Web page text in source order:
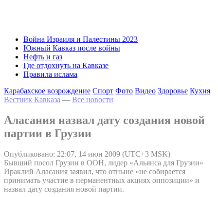
Война Израиля и Палестины 2023
Южный Кавказ после войны
Нефть и газ
Где отдохнуть на Кавказе
Правила ислама
Карабахское возрождение Спорт Фото Видео Здоровье Кухня
Вестник Кавказа — Все новости
Аласания назвал дату создания новой
партии в Грузии
Опубликовано: 22:07, 14 июн 2009 (UTC+3 MSK)
Бывший посол Грузии в ООН, лидер «Альянса для Грузии»
Ираклий Аласания заявил, что отныне «не собирается
принимать участие в перманентных акциях оппозиции» и
назвал дату создания новой партии.